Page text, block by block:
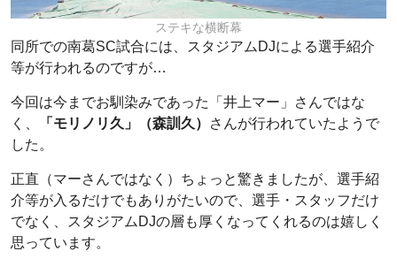
ステキな横断幕
同所での南葛SC試合には、スタジアムDJによる選手紹介
等が行われるのですが…
今回は今までお馴染みであった「井上マー」さんではな
く、
「モリノリ久」（森訓久）
さんが行われていたようで
した。
正直（マーさんではなく）ちょっと驚きましたが、選手紹
介等が入るだけでもありがたいので、選手・スタッフだけ
でなく、スタジアムDJの層も厚くなってくれるのは嬉しく
思っています。